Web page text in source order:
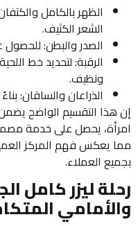
الظهر بالكامل
الشعر الكثيف.
الصدر والبطن:
الرقبة: لتحديد خط
ونظيف.
الذراعان والساقان:
إن هذا التقسيم الواضح
امرأة، يحصل على خدمة
مما يعكس فهم المركز
بجميع العملاء.
رحلة ليزر كامل
والأمامي